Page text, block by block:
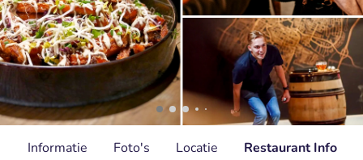
Informatie Foto's Locatie Restaurant Info